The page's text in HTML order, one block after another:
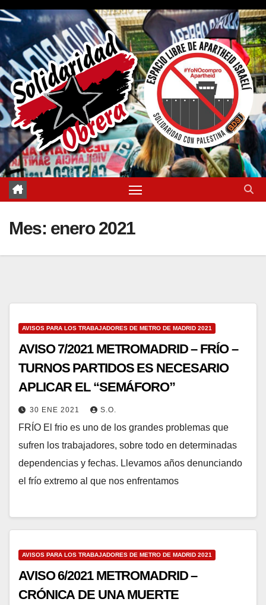
Saltar
contenido
Mes: enero 2021
AVISOS PARA LOS TRABAJADORES DE METRO DE MADRID 2021
AVISO 7/2021 METROMADRID – FRÍO –
TURNOS PARTIDOS ES NECESARIO
APLICAR EL “SEMÁFORO”
30 ENE 2021 S.O.
FRÍO El frio es uno de los grandes problemas que
sufren los trabajadores, sobre todo en determinadas
dependencias y fechas. Llevamos años denunciando
el frío extremo al que nos enfrentamos
AVISOS PARA LOS TRABAJADORES DE METRO DE MADRID 2021
AVISO 6/2021 METROMADRID –
CRÓNICA DE UNA MUERTE